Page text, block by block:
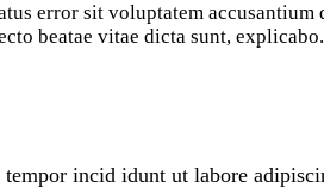
error sit voluptatem
beatae vitae dicta sunt, explicabo.
incid idunt ut labore